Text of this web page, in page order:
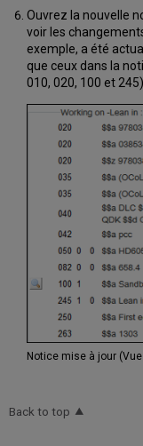
Ouvrez la nouvelle
voir les
exemple, a été
que ceux dans la
010, 020, 100 et 245).
Notice mise à jour
Back to top